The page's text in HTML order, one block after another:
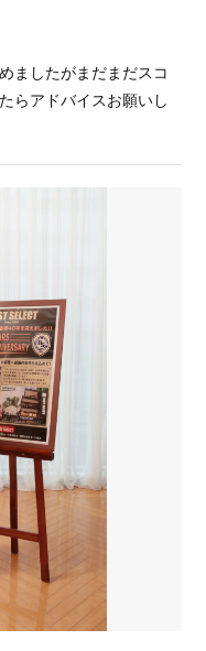
ましたがまだまだスコ
らアドバイスお願いし